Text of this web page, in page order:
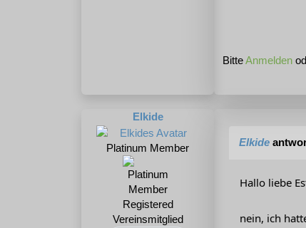
BitteAnmelden
Elkide
Platinum Member
Registered
Vereinsmitglied
Elkide
Hallo liebe
nein, ich